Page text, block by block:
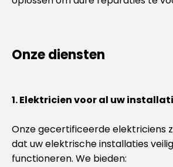
Onze diensten
1. Elektricien voor al uw
Onze gecertificeerde elektriciens
dat uw elektrische installaties
functioneren. We bieden: